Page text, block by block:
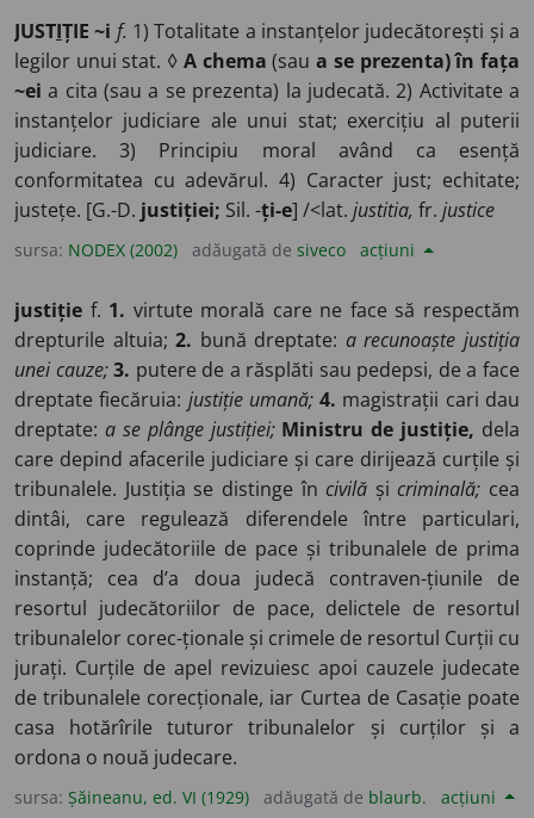
JUSTIȚIE ~i f. 1) Totalitate a instanțelor judecătorești și a
legilor unui stat. ◊ A chema (saua se prezenta) în fața
~ei a cita (sau a se prezenta) la judecată. 2) Activitate a
instanțelor judiciare ale unui stat; exercițiu al puterii
judiciare. 3) Principiu moral având ca esență
conformitatea cu adevărul. 4) Caracter just; echitate;
justețe. [G.-D. justiției; Sil. -ți-e] /<lat. justitia, fr. justice
sursa: NODEX (2002) adăugată de siveco acțiuni
justiție f. 1. virtute morală care ne face să respectăm
drepturile altuia;2. bună dreptate: a recunoaște justiția
unei cauze; 3. putere de a răsplăti sau pedepsi, de a face
dreptate fiecăruia: justiție umană; 4. magistrații cari dau
dreptate: a se plânge justiției; Ministru de justiție, dela
care depind afacerile judiciare și care dirijează curțile și
tribunalele. Justiția se distinge încivilă șicriminală; cea
dintâi, care regulează diferendele între particulari,
coprinde judecătoriile de pace și tribunalele de prima
instanță; cea d’a doua judecă contraven-țiunile de
resortul judecătoriilor de pace, delictele de resortul
tribunalelor corec-ționale și crimele de resortul Curții cu
jurați. Curțile de apel revizuiesc apoi cauzele judecate
de tribunalele corecționale, iar Curtea de Casație poate
casa hotărîrile tuturor tribunalelor și curților și a
ordona o nouă judecare.
sursa: Șăineanu, ed. VI (1929) adăugată de blaurb. acțiuni